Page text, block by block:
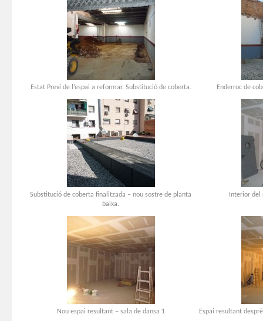
Estat Previ de l’espai a reformar. Substitució de coberta. Enderroc de
Substitució de coberta finalitzada – nou sostre de planta
baixa.
Interior del
Nou espai resultant – sala de dansa 1 Espai resultant